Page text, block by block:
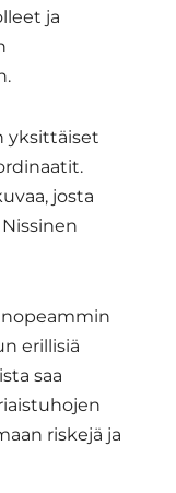
ja
yksittäiset
josta
erillisiä
saa
riskejä ja